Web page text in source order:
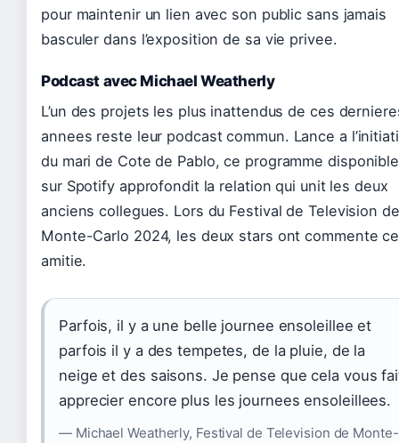
pour maintenir un lien avec son public sans jamais
basculer dans l’exposition de sa vie privee.
Podcast avec Michael Weatherly
L’un des projets les plus inattendus de ces
annees reste leur podcast commun. Lance a
du mari de Cote de Pablo, ce programme disponible
sur Spotify approfondit la relation qui unit les deux
anciens collegues. Lors du Festival de Television de
Monte-Carlo 2024, les deux stars ont commente
amitie.
Parfois, il y a une belle journee ensoleillee et
parfois il y a des tempetes, de la pluie, de la
neige et des saisons. Je pense que cela vous
apprecier encore plus les journees ensoleillees.
— Michael Weatherly, Festival de Television de Monte-